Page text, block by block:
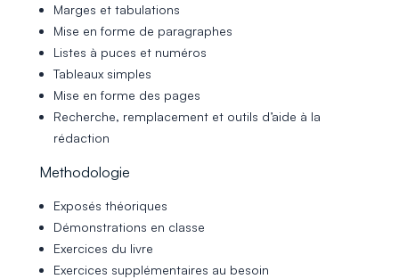
Marges et tabulations
Mise en forme de paragraphes
Listes à puces et numéros
Tableaux simples
Mise en forme des pages
Recherche, remplacement et outils d’aide à la
rédaction
Methodologie
Exposés théoriques
Démonstrations en classe
Exercices du livre
Exercices supplémentaires au besoin